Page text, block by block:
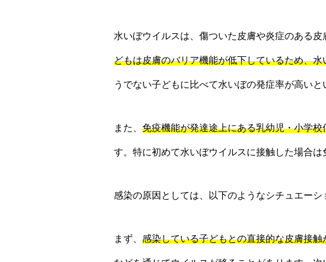
水いぼウイルスは、傷ついた皮膚や炎症のある
どもは皮膚のバリア機能が低下しているため、水
うでない子どもに比べて水いぼの発症率が高いと
また、 免疫機能が発達途上にある乳幼児・小学
す。特に初めて水いぼウイルスに接触した場合
感染の原因としては、以下のようなシチュエーシ
まず、 感染している子どもとの直接的な皮膚接